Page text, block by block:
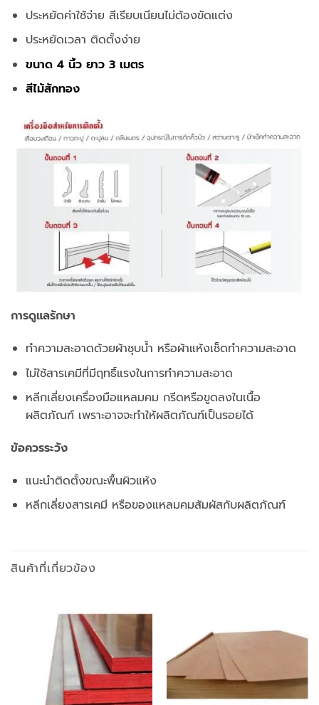
ประหยัดค่าใช้จ่าย สีเรียบเนียนไม่ต้องขัดแต่ง
ประหยัดเวลา ติดตั้งง่าย
ขนาด 4 นิ้ว ยาว 3 เมตร
สีไม้สักทอง
การดูแลรักษา
ทำความสะอาดด้วยผ้าชุบน้ำ หรือผ้าแห้งเช็ดทำความสะอาด
ไม่ใช้สารเคมีที่มีฤทธิ์แรงในการทำความสะอาด
หลีกเลี่ยงเครื่องมือแหลมคม กรีดหรือขูดลงในเนื้อ
ผลิตภัณฑ์ เพราะอาจจะทำให้ผลิตภัณฑ์เป็นรอยได้
ข้อควรระวัง
แนะนำติดตั้งขณะพื้นผิวแห้ง
หลีกเลี่ยงสารเคมี หรือของแหลมคมสัมผัสกับผลิตภัณฑ์
สินค้าที่เกี่ยวข้อง